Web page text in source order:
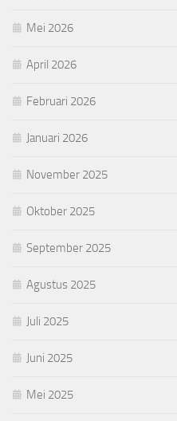
Mei 2026
April 2026
Februari 2026
Januari 2026
November 2025
Oktober 2025
September 2025
Agustus 2025
Juli 2025
Juni 2025
Mei 2025